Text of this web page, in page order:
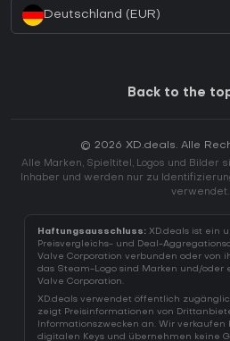
Deutschland (EUR)
Back to the
© 2026 XD.deals. Alle
Alle Marken, Spieltitel, Logos und Bilder
Inhaber und werden nur zu
verwendet.
Haftungsausschluss: XD.deals ist ein
Preisvergleichs- und Deal-
Valve Corporation verbunden oder von
das Steam-Logo sind Marken und/oder
Valve Corporation.
XD.deals verwendet öffentlich
zeigt Preisinformationen von
Informationszwecken an. Wir verkaufen
digitalen Keys und übernehmen keine